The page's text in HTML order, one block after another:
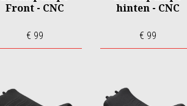
Front - CNC
€ 99
hinten - CNC
€ 99